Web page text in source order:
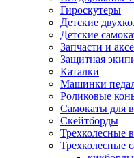
Гироскутеры
Детские
Детские
Запчасти и
Защитная
Каталки
Машинки
Роликовые
Самокаты для
Скейтборды
Трехколесные
Трехколесные